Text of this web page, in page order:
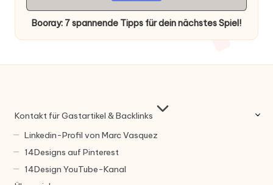
Booray: 7 spannende Tipps für dein nächstes Spiel!
Kontakt für Gastartikel & Backlinks
Linkedin-Profil von Marc Vasquez
14Designs auf Pinterest
14Design YouTube-Kanal